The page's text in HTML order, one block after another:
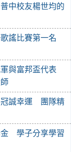
中校友楊世均的
謠比賽第一名
與富邦盃代表
冠誠幸運 團隊精
金 學子分享學習